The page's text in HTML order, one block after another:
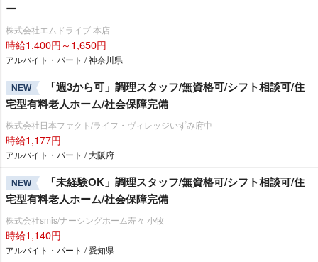
ー
株式会社エムドライブ 本店
時給1,400円～1,650円
アルバイト・パート / 神奈川県
NEW
「週3から可」調理スタッフ/無資格可/シフト相談可/住
宅型有料老人ホーム/社会保障完備
株式会社日本ファクト/ライフ・ヴィレッジいずみ府中
時給1,177円
アルバイト・パート / 大阪府
NEW
「未経験OK」調理スタッフ/無資格可/シフト相談可/住
宅型有料老人ホーム/社会保障完備
株式会社smis/ナーシングホーム寿々 小牧
時給1,140円
アルバイト・パート / 愛知県